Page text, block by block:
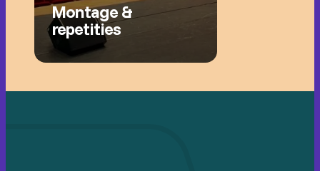
Montage &
repetities